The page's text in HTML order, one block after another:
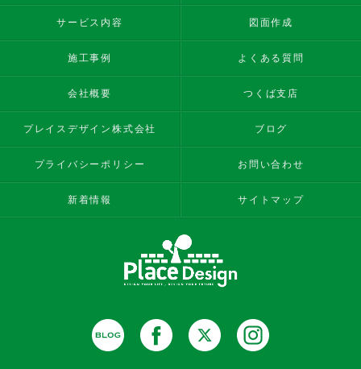
サービス内容 図面作成
施工事例 よくある質問
会社概要 つくば支店
プレイスデザイン株式会社 ブログ
プライバシーポリシー お問い合わせ
新着情報 サイトマップ